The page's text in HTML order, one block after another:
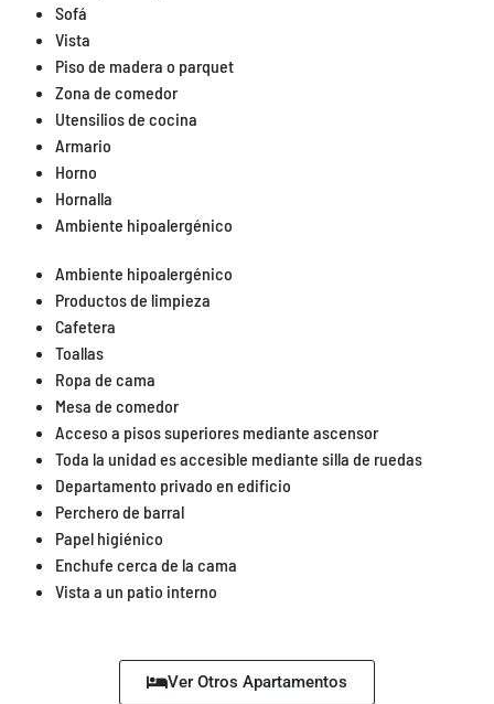
Sofá
Vista
Piso de madera o parquet
Zona de comedor
Utensilios de cocina
Armario
Horno
Hornalla
Ambiente hipoalergénico
Ambiente hipoalergénico
Productos de limpieza
Cafetera
Toallas
Ropa de cama
Mesa de comedor
Acceso a pisos superiores mediante ascensor
Toda la unidad es accesible mediante silla de ruedas
Departamento privado en edificio
Perchero de barral
Papel higiénico
Enchufe cerca de la cama
Vista a un patio interno
Ver Otros Apartamentos